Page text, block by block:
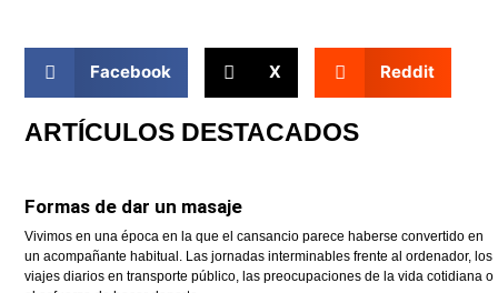
Facebook X Reddit
ARTÍCULOS DESTACADOS
Formas de dar un masaje
Vivimos en una época en la que el cansancio parece haberse convertido en
un acompañante habitual. Las jornadas interminables frente al ordenador, los
viajes diarios en transporte público, las preocupaciones de la vida cotidiana o